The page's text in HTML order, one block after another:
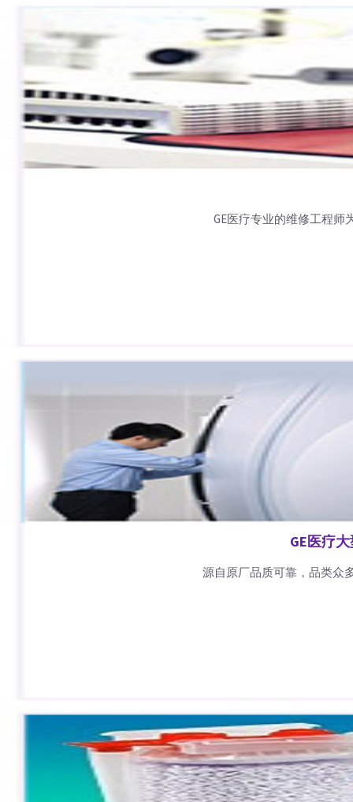
GE医疗专业的维修工程
GE医疗
源自原厂品质可靠，品类众